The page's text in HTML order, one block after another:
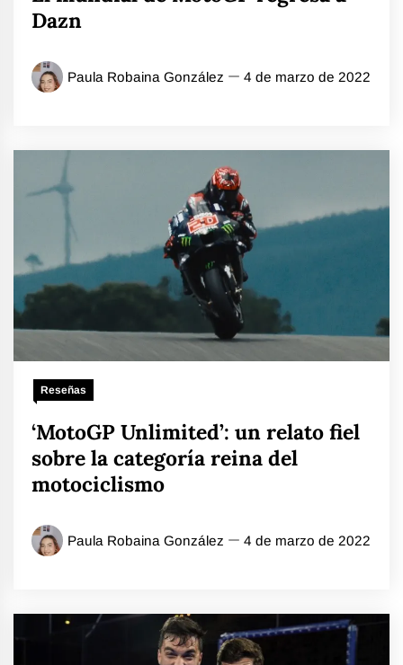
Dazn
Paula Robaina González 4 de marzo de 2022
Reseñas
‘MotoGP Unlimited’: un relato fiel
sobre la categoría reina del
motociclismo
Paula Robaina González 4 de marzo de 2022